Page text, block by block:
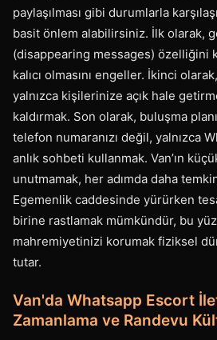
paylaşılması gibi durumlarla
basit önlem alabilirsiniz. İlk olarak,
(disappearing messages) özelliğini
kalıcı olmasını engeller. İkinci
yalnızca kişilerinize açık hale
kaldırmak. Son olarak, buluşma
telefon numaranızı değil, yalnızca
anlık sohbeti kullanmak. Van’ın
unutmamak, her adımda daha
Egemenlik caddesinde yürürken
birine rastlamak mümkündür, bu
mahremiyetinizi korumak fiziksel
tutar.
Van'da Whatsapp Escort
Zamanlama ve Randevu